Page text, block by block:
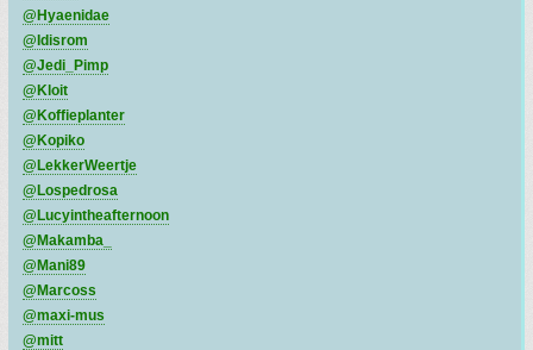
@Hyaenidae
@Idisrom
@Jedi_Pimp
@Kloit
@Koffieplanter
@Kopiko
@LekkerWeertje
@Lospedrosa
@Lucyintheafternoon
@Makamba_
@Mani89
@Marcoss
@maxi-mus
@mitt